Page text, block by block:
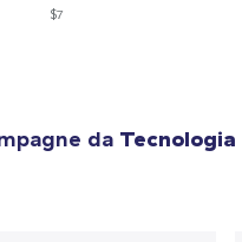
$7
da Tecnologia